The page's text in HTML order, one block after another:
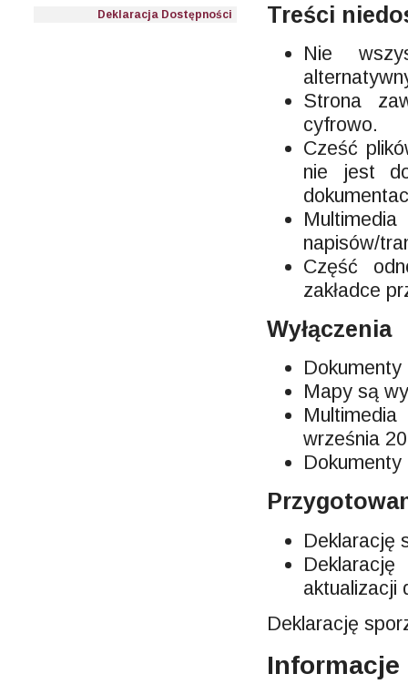
Deklaracja Dostępności
Treści
Nie
Strona
cyfrowo.
Cześć
nie jest
napisów/
Część
zakładce
Wyłączenia
Mapy są
września
Deklarację
aktualizacji
Deklarację